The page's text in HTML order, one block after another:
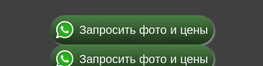
Запросить фото и цены
Запросить фото и цены